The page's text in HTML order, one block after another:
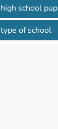
high school
type of school